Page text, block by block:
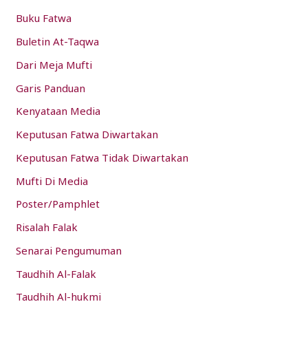
r
:
Buku Fatwa
Buletin At-Taqwa
Dari Meja Mufti
Garis Panduan
Kenyataan Media
Keputusan Fatwa Diwartakan
Keputusan Fatwa Tidak Diwartakan
Mufti Di Media
Poster/Pamphlet
Risalah Falak
Senarai Pengumuman
Taudhih Al-Falak
Taudhih Al-hukmi